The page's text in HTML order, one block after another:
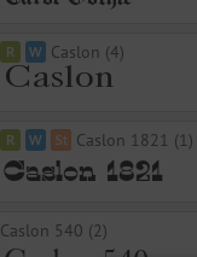
Caslon (4)
Caslon 1821 (1)
Caslon 540 (2)